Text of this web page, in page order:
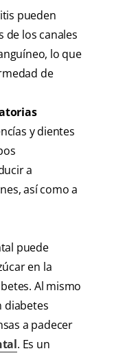
pueden
de los canales
lo que
de
y dientes
a
así como a
puede
en la
Al mismo
diabetes
a padecer
. Es un